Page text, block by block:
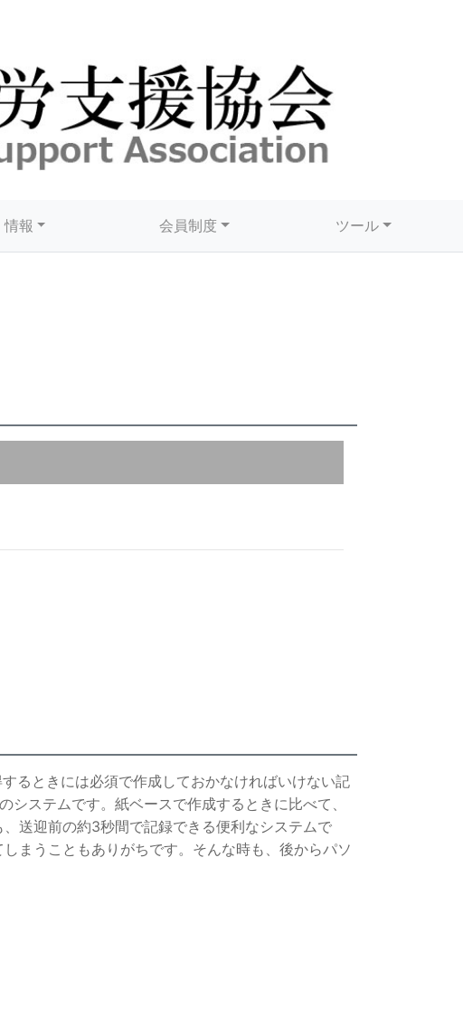
情報 会員制度 ツール
るときには必須で作成しておかなければいけない記
ステムです。紙ベースで作成するときに比べて、
送迎前の約3秒間で記録できる便利なシステムで
まうこともありがちです。そんな時も、後からパソ